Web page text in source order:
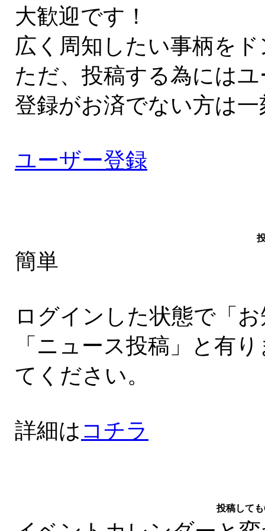
大歓迎です！
広く周知したい事柄を
ただ、投稿する為には
登録がお済でない方は
ユーザー登録
簡単
ログインした状態で「
「ニュース投稿」と有
てください。
詳細は コチラ
投稿して